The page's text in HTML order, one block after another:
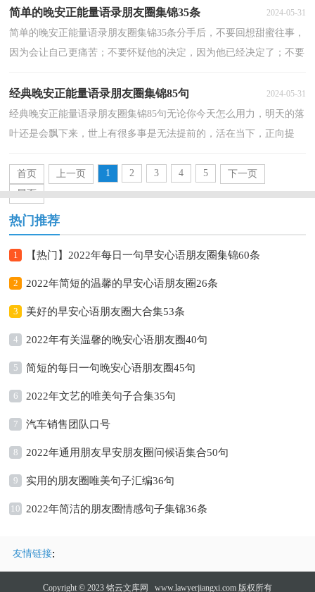
简单的晚安正能量语录朋友圈集锦35条 2024-05-31
简单的晚安正能量语录朋友圈集锦35条分手后，不要回想甜蜜往事，
因为会让自己更痛苦；不要怀疑他的决定，因为他已经决定了；不要
经典晚安正能量语录朋友圈集锦85句 2024-05-31
经典晚安正能量语录朋友圈集锦85句无论你今天怎么用力，明天的落
叶还是会飘下来，世上有很多事是无法提前的，活在当下，正向提
首页
上一页 1 2 3 4 5
下一页
尾页
热门推荐
1 【热门】2022年每日一句早安心语朋友圈集锦60条
2 2022年简短的温馨的早安心语朋友圈26条
3 美好的早安心语朋友圈大合集53条
4 2022年有关温馨的晚安心语朋友圈40句
5 简短的每日一句晚安心语朋友圈45句
6 2022年文艺的唯美句子合集35句
7 汽车销售团队口号
8 2022年通用朋友早安朋友圈问候语集合50句
9 实用的朋友圈唯美句子汇编36句
10 2022年简洁的朋友圈情感句子集锦36条
友情链接:
Copyright © 2023 铭云文库网 www.lawyerjiangxi.com 版权所有